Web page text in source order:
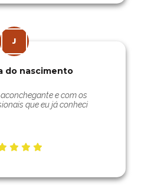
do nascimento
e com os
que eu já conheci